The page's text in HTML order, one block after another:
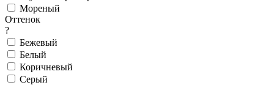
Мореный
Оттенок
?
Бежевый
Белый
Коричневый
Серый